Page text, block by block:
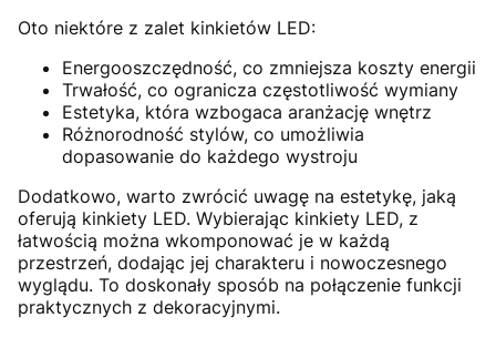
Oto niektóre z zalet kinkietów LED:
Energooszczędność, co zmniejsza koszty energii
Trwałość, co ogranicza częstotliwość wymiany
Estetyka, która wzbogaca aranżację wnętrz
Różnorodność stylów, co umożliwia
dopasowanie do każdego wystroju
Dodatkowo, warto zwrócić uwagę na estetykę, jaką
oferują kinkiety LED. Wybierając kinkiety LED, z
łatwością można wkomponować je w każdą
przestrzeń, dodając jej charakteru i nowoczesnego
wyglądu. To doskonały sposób na połączenie funkcji
praktycznych z dekoracyjnymi.